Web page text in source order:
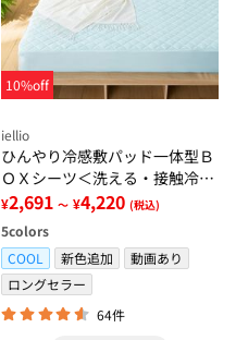
10%off
iellio
ひんやり冷感敷パッド一体型Ｂ
ＯＸシーツ＜洗える・接触冷
感・抗菌防臭・時短・家事楽・
ボックスシーツ・寝苦しさ対策
＞
¥2,691 ～ ¥4,220 (税込)
5colors
COOL
新色追加
動画あり
ロングセラー
64件